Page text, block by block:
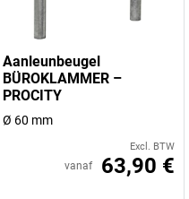
Aanleunbeugel
BÜROKLAMMER –
PROCITY
Ø 60 mm
Excl. BTW
vanaf 63,90 €